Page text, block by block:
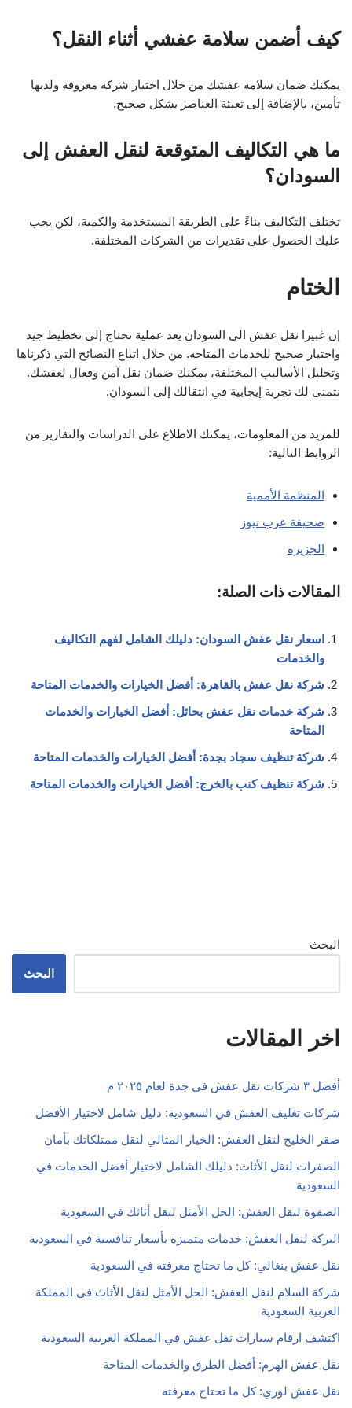
كيف أضمن سلامة عفشي أثناء النقل؟
يمكنك ضمان سلامة عفشك من خلال اختيار شركة معروفة ولديها
تأمين، بالإضافة إلى تعبئة العناصر بشكل صحيح.
ما هي التكاليف المتوقعة لنقل العفش إلى
السودان؟
تختلف التكاليف بناءً على الطريقة المستخدمة والكمية، لكن يجب
عليك الحصول على تقديرات من الشركات المختلفة.
الختام
إن غبيرا نقل عفش الى السودان يعد عملية تحتاج إلى تخطيط جيد
واختيار صحيح للخدمات المتاحة. من خلال اتباع النصائح التي ذكرناها
وتحليل الأساليب المختلفة، يمكنك ضمان نقل آمن وفعال لعفشك.
نتمنى لك تجربة إيجابية في انتقالك إلى السودان.
للمزيد من المعلومات، يمكنك الاطلاع على الدراسات والتقارير من
الروابط التالية:
المنظمة الأممية
صحيفة عرب نيوز
الجزيرة
المقالات ذات الصلة:
اسعار نقل عفش السودان: دليلك الشامل لفهم التكاليف
والخدمات
شركة نقل عفش بالقاهرة: أفضل الخيارات والخدمات المتاحة
شركة خدمات نقل عفش بحائل: أفضل الخيارات والخدمات
المتاحة
شركة تنظيف سجاد بجدة: أفضل الخيارات والخدمات المتاحة
شركة تنظيف كنب بالخرج: أفضل الخيارات والخدمات المتاحة
البحث
البحث
اخر المقالات
أفضل ٣ شركات نقل عفش في جدة لعام ٢٠٢٥ م
شركات تغليف العفش في السعودية: دليل شامل لاختيار الأفضل
صقر الخليج لنقل العفش: الخيار المثالي لنقل ممتلكاتك بأمان
الصفرات لنقل الأثاث: دليلك الشامل لاختيار أفضل الخدمات في
السعودية
الصفوة لنقل العفش: الحل الأمثل لنقل أثاثك في السعودية
البركة لنقل العفش: خدمات متميزة بأسعار تنافسية في السعودية
نقل عفش بنغالي: كل ما تحتاج معرفته في السعودية
شركة السلام لنقل العفش: الحل الأمثل لنقل الأثاث في المملكة
العربية السعودية
اكتشف ارقام سيارات نقل عفش في المملكة العربية السعودية
نقل عفش الهرم: أفضل الطرق والخدمات المتاحة
نقل عفش لوري: كل ما تحتاج معرفته